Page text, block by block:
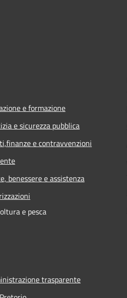
e formazione
e sicurezza pubblica
e contravvenzioni
benessere e assistenza
e pesca
trasparente